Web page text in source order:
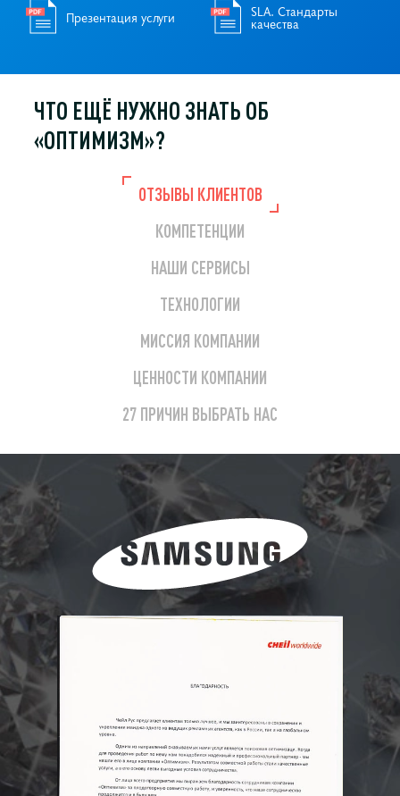
Презентация услуги SLA. Стандарты
качества
ЧТО ЕЩЁ НУЖНОЗНАТЬ ОБ
«ОПТИМИЗМ»?
ОТЗЫВЫ КЛИЕНТОВ
КОМПЕТЕНЦИИ
НАШИ СЕРВИСЫ
ТЕХНОЛОГИИ
МИССИЯ КОМПАНИИ
ЦЕННОСТИ КОМПАНИИ
27 ПРИЧИН ВЫБРАТЬ НАС